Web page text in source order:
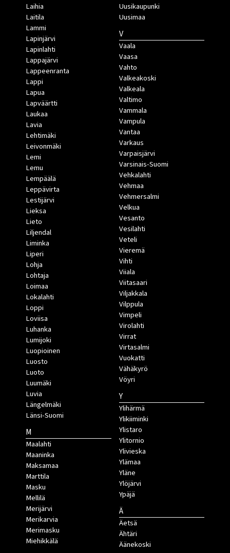
Laihia
Laitila
Lammi
Lapinjärvi
Lapinlahti
Lappajärvi
Lappeenranta
Lappi
Lapua
Lapväärtti
Laukaa
Lavia
Lehtimäki
Leivonmäki
Lemi
Lemu
Lempäälä
Leppävirta
Lestijärvi
Lieksa
Lieto
Liljendal
Liminka
Liperi
Lohja
Lohtaja
Loimaa
Lokalahti
Loppi
Loviisa
Luhanka
Lumijoki
Luopioinen
Luosto
Luoto
Luumäki
Luvia
Längelmäki
Länsi-Suomi
M
Maalahti
Maaninka
Maksamaa
Marttila
Masku
Mellilä
Merijärvi
Merikarvia
Merimasku
Miehikkälä
Uusikaupunki
Uusimaa
V
Vaala
Vaasa
Vahto
Valkeakoski
Valkeala
Valtimo
Vammala
Vampula
Vantaa
Varkaus
Varpaisjärvi
Varsinais-Suomi
Vehkalahti
Vehmaa
Vehmersalmi
Velkua
Vesanto
Vesilahti
Veteli
Vieremä
Vihti
Viiala
Viitasaari
Viljakkala
Vilppula
Vimpeli
Virolahti
Virrat
Virtasalmi
Vuokatti
Vähäkyrö
Vöyri
Y
Ylihärmä
Ylikiiminki
Ylistaro
Ylitornio
Ylivieska
Ylämaa
Yläne
Ylöjärvi
Ypäjä
Ä
Äetsä
Ähtäri
Äänekoski